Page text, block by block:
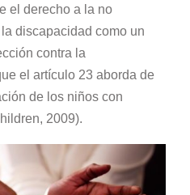
el derecho a la no
discapacidad como un
contra la
el artículo 23 aborda de
de los niños con
2009).